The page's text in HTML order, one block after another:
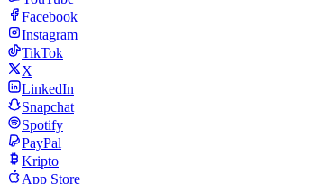
Facebook
Instagram
TikTok
X
LinkedIn
Snapchat
Spotify
PayPal
Kripto
App Store